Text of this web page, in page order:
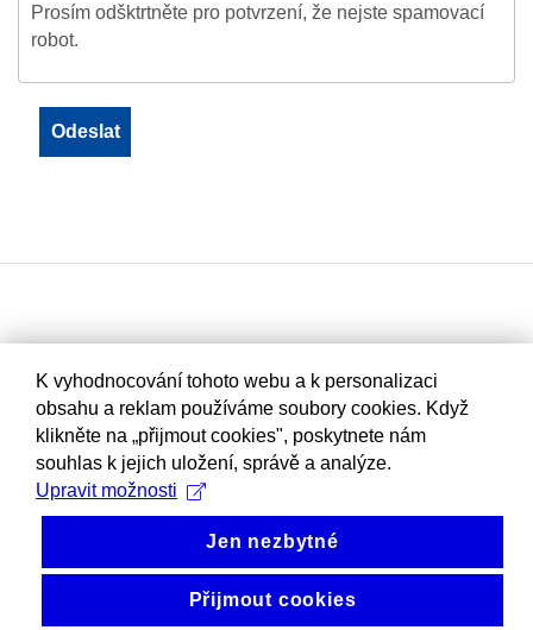
Prosím odšktrtněte pro potvrzení, že nejste spamovací
robot.
K vyhodnocování tohoto webu a k personalizaci
obsahu a reklam používáme soubory cookies. Když
klikněte na „přijmout cookies", poskytnete nám
souhlas k jejich uložení, správě a analýze.
Upravit možnosti
Jen nezbytné
Přijmout cookies